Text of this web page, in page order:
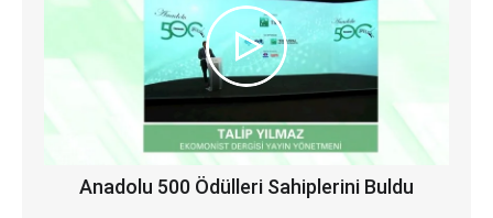
Anadolu 500 Ödülleri Sahiplerini Buldu